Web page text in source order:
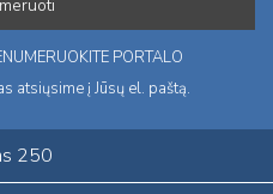
PORTALO
atsiųsime į Jūsų el. paštą.
250